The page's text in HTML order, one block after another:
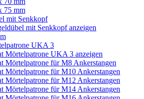
75 mm
mit Senkkopf
mit Senkkopf anzeigen
UKA 3
Mörtelpatrone UKA 3 anzeigen
Mörtelpatrone für M8 Ankerstangen
Mörtelpatrone für M10 Ankerstangen
Mörtelpatrone für M12 Ankerstangen
Mörtelpatrone für M14 Ankerstangen